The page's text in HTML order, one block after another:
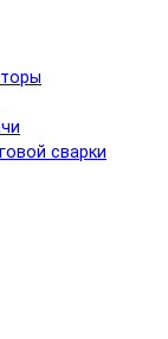
сварки